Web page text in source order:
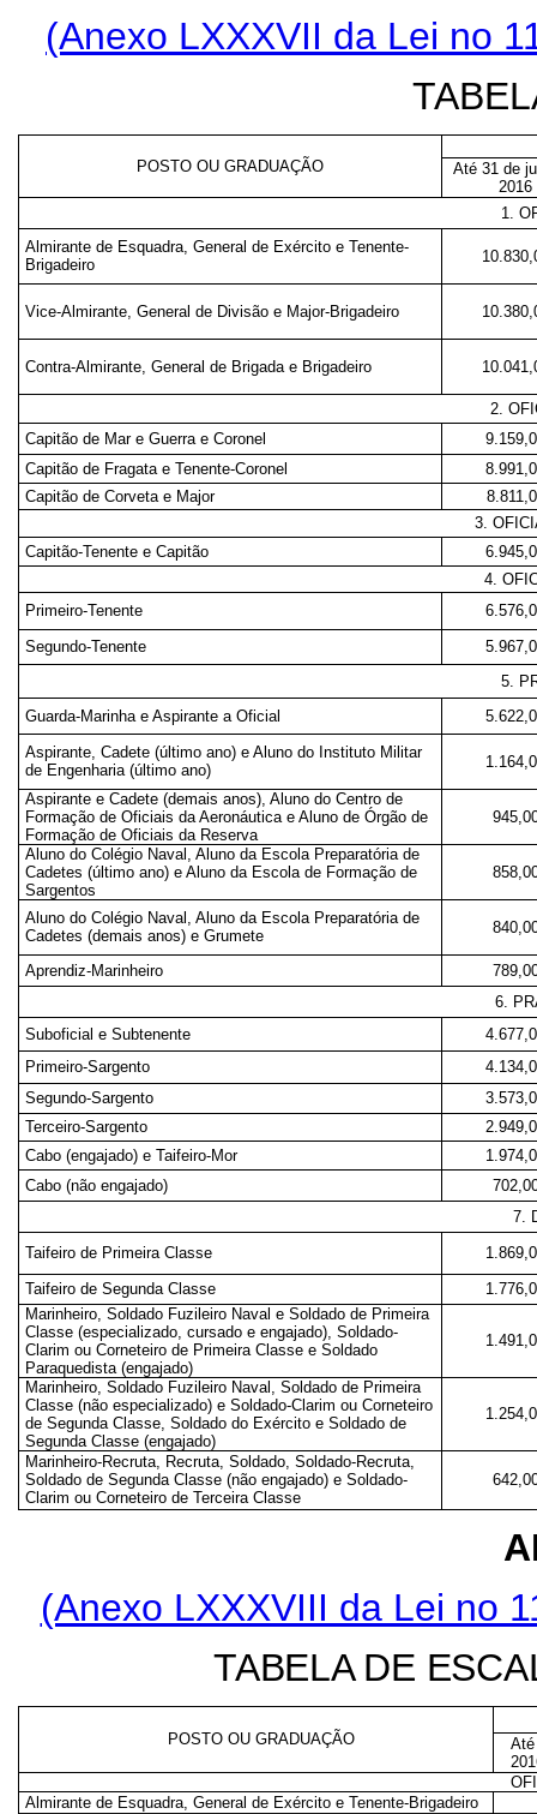
(Anexo LXXXVII da Lei no
POSTO OU GRADUAÇÃO
Até 31 de
2016
1.
Almirante de Esquadra, General de Exército e Tenente-
Brigadeiro
Vice-Almirante, General de Divisão e Major-Brigadeiro
Contra-Almirante, General de Brigada e Brigadeiro
2.
Capitão de Mar e Guerra e Coronel
Capitão de Fragata e Tenente-Coronel
Capitão de Corveta e Major
3.
Capitão-Tenente e Capitão
4.
Primeiro-Tenente
Segundo-Tenente
5.
Guarda-Marinha e Aspirante a Oficial
Aspirante, Cadete (último ano) e Aluno do Instituto Militar
de Engenharia (último ano)
Aspirante e Cadete (demais anos), Aluno do Centro de
Formação de Oficiais da Aeronáutica e Aluno de Órgão de
Formação de Oficiais da Reserva
Aluno do Colégio Naval, Aluno da Escola Preparatória de
Cadetes (último ano) e Aluno da Escola de Formação de
Sargentos
Aluno do Colégio Naval, Aluno da Escola Preparatória de
Cadetes (demais anos) e Grumete
Aprendiz-Marinheiro
6.
Suboficial e Subtenente
Primeiro-Sargento
Segundo-Sargento
Terceiro-Sargento
Cabo (engajado) e Taifeiro-Mor
Cabo (não engajado)
7.
Taifeiro de Primeira Classe
Taifeiro de Segunda Classe
Marinheiro, Soldado Fuzileiro Naval e Soldado de Primeira
Classe (especializado, cursado e engajado), Soldado-
Clarim ou Corneteiro de Primeira Classe e Soldado
Paraquedista (engajado)
Marinheiro, Soldado Fuzileiro Naval, Soldado de Primeira
Classe (não especializado) e Soldado-Clarim ou Corneteiro
de Segunda Classe, Soldado do Exército e Soldado de
Segunda Classe (engajado)
Marinheiro-Recruta, Recruta, Soldado, Soldado-Recruta,
Soldado de Segunda Classe (não engajado) e Soldado-
Clarim ou Corneteiro de Terceira Classe
(Anexo LXXXVIII da Lei no
TABELA DE
POSTO OU GRADUAÇÃO
Almirante de Esquadra, General de Exército e Tenente-Brigadeiro